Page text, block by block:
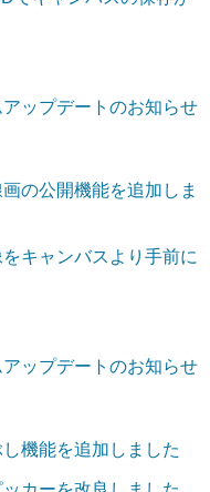
アップデートのお知らせ
の公開機能を追加しま
キャンバスより手前に
アップデートのお知らせ
機能を追加しました